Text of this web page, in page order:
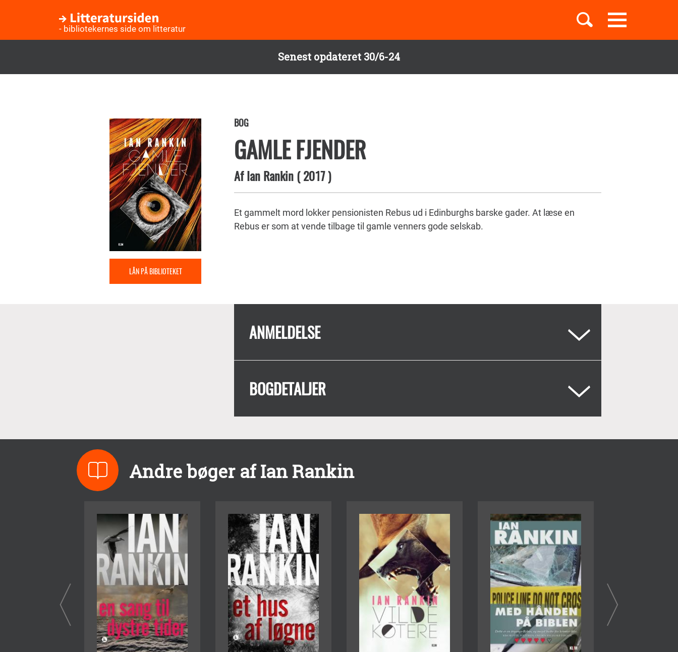
Senest opdateret 30/6-24
Toggle
navigation
- bibliotekernes side om litteratur
Børnebøger
Temaer
LÅN PÅ BIBLIOTEKET
BOG
GAMLE FJENDER
AfIan Rankin(2017)
Et gammelt mord lokker pensionisten Rebus ud i Edinburghs barske gader. At læse en
Rebus er som at vende tilbage til gamle venners gode selskab.
ANMELDELSE
BOGDETALJER
Andre bøger af Ian Rankin